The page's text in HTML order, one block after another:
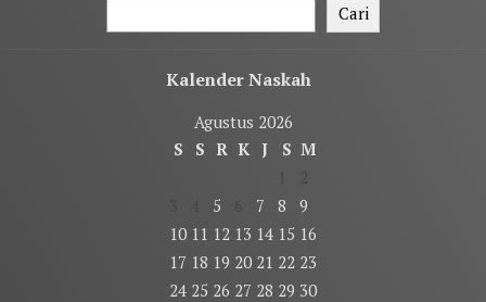
Cari
Kalender Naskah
Agustus 2026
S
S R K J S M
5 7 8
9
10 11 12 13 14 15 16
17 18 19 20 21 22 23
24 25 26 27 28 29 30